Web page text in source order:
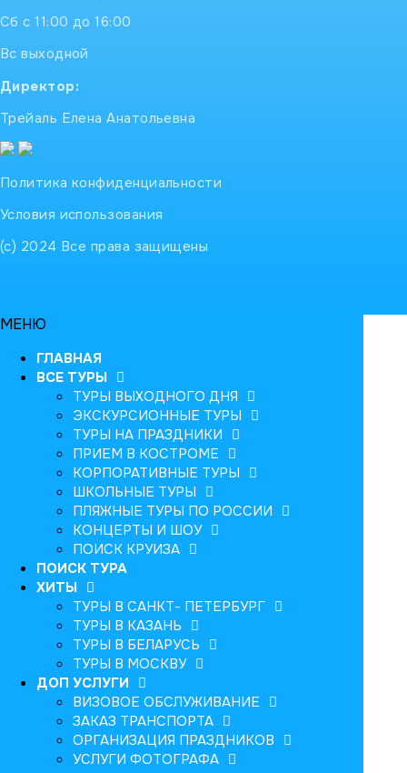
Сб с 11:00 до 16:00
Вс выходной
Директор:
Трейаль Елена Анатольевна
Политика конфиденциальности
Условия использования
(с) 2024 Все права защищены
МЕНЮ
ГЛАВНАЯ
ВСЕ ТУРЫ
ТУРЫ ВЫХОДНОГО ДНЯ
ЭКСКУРСИОННЫЕ ТУРЫ
ТУРЫ НА ПРАЗДНИКИ
ПРИЕМ В КОСТРОМЕ
КОРПОРАТИВНЫЕ ТУРЫ
ШКОЛЬНЫЕ ТУРЫ
ПЛЯЖНЫЕ ТУРЫ ПО РОССИИ
КОНЦЕРТЫ И ШОУ
ПОИСК КРУИЗА
ПОИСК ТУРА
ХИТЫ
ТУРЫ В САНКТ- ПЕТЕРБУРГ
ТУРЫ В КАЗАНЬ
ТУРЫ В БЕЛАРУСЬ
ТУРЫ В МОСКВУ
ДОП УСЛУГИ
ВИЗОВОЕ ОБСЛУЖИВАНИЕ
ЗАКАЗ ТРАНСПОРТА
ОРГАНИЗАЦИЯ ПРАЗДНИКОВ
УСЛУГИ ФОТОГРАФА